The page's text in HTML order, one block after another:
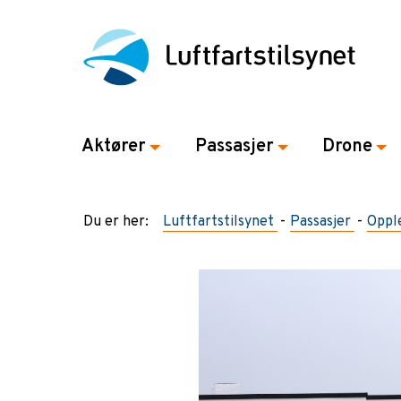
Aktører Passasjer Drone
Du er her: Luftfartstilsynet Passasjer